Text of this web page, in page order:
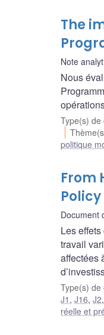
The
Note
Nous
Type(s) de
politique
From
Document
Les
travail
affectées
Type(s) de
J1 , J16, J2,
réelle et